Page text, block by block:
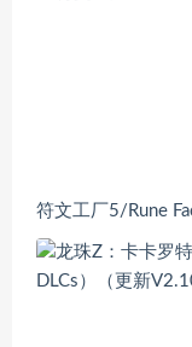
符文工厂5/Rune